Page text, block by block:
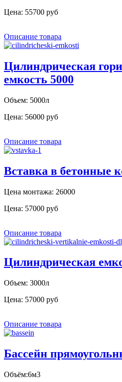
Цена: 55700 руб
Описание товара
Цилиндрическая
емкость 5000
Объем: 5000л
Цена: 56000 руб
Описание товара
Вставка в бетонные
Цена монтажа: 26000
Цена: 57000 руб
Описание товара
Цилиндрическая
Объем: 3000л
Цена: 57000 руб
Описание товара
Бассейн
Объём:6м3